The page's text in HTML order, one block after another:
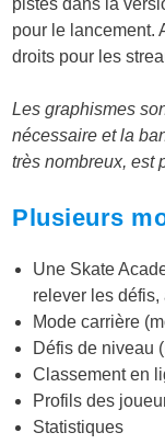
pistes dans la
pour le lancement.
droits pour les
Les graphismes
nécessaire et la
très nombreux, est
Plusieurs
Une Skate
relever les
Mode carrière
Défis de niveau
Classement en
Profils des
Statistiques